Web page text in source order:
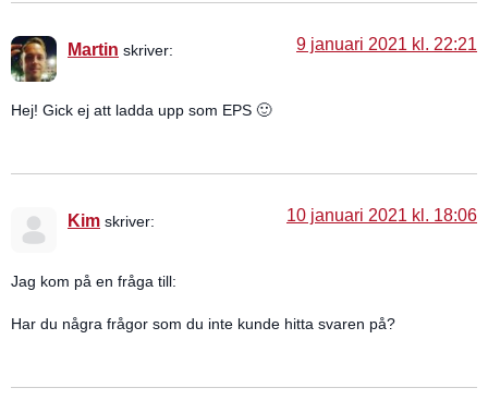
Martin skriver: 9 januari 2021 kl. 22:21
Hej! Gick ej att ladda upp som EPS 🙂
Kim skriver: 10 januari 2021 kl. 18:06
Jag kom på en fråga till:
Har du några frågor som du inte kunde hitta svaren på?